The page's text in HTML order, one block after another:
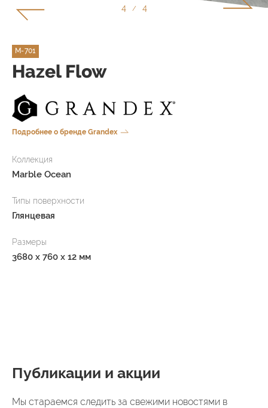
1 / 4
M-701
Hazel Flow
Подробнее о бренде Grandex
Коллекция
Marble Ocean
Типы поверхности
Глянцевая
Размеры
3680 х 760 х 12 мм
Публикации и акции
Мы стараемся следить за свежими новостями в